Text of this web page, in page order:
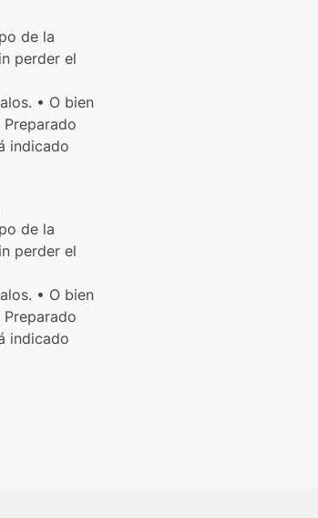
de la
perder el
• O bien
indicado
de la
perder el
• O bien
indicado